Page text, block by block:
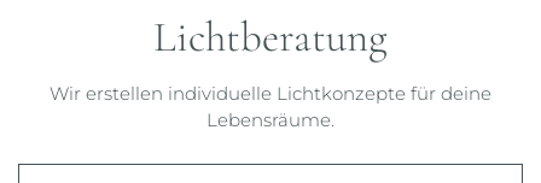
Lichtberatung
Wir erstellen individuelle Lichtkonzepte für deine
Lebensräume.